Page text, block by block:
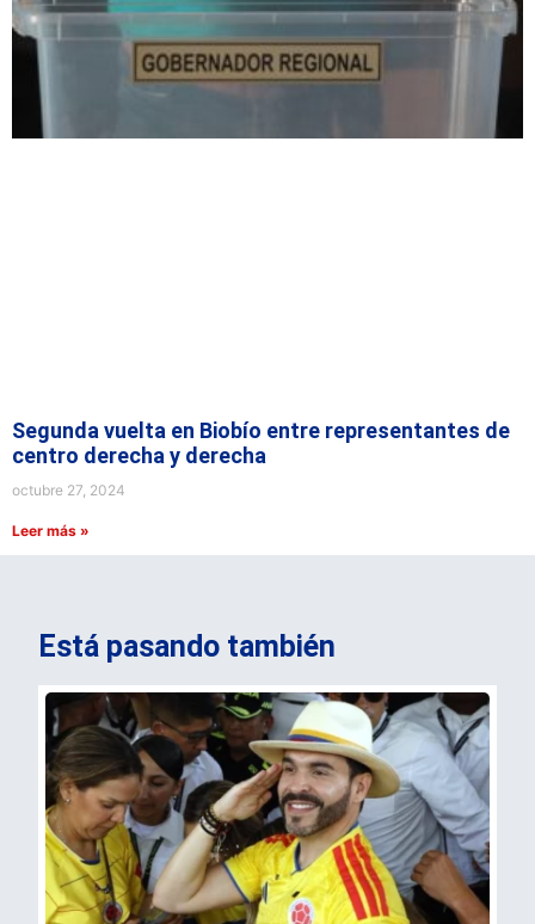
Segunda vuelta en Biobío entre representantes de
centro derecha y derecha
octubre 27, 2024
Leer más »
Está pasando también